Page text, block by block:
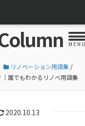
MENU
リノベーション用語集 /
｜誰でもわかるリノベ用語集
2020.10.13